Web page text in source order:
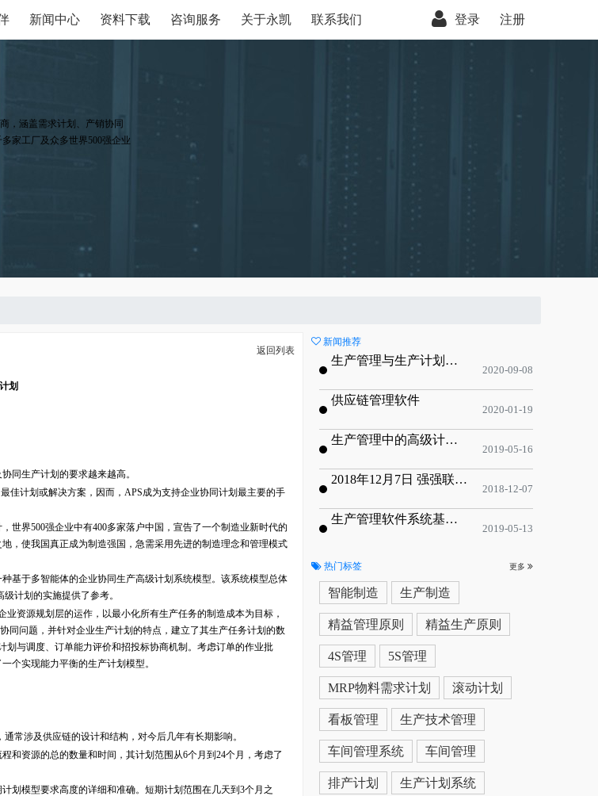
新闻中心 资料下载 咨询服务 关于永凯 联系我们 登录 注册
，涵盖需求计划、产销协同
家工厂及众多世界500强企业
返回列表
划
同生产计划的要求越来越高。
计划或解决方案，因而，APS成为支持企业协同计划最主要的手
界500强企业中有400多家落户中国，宣告了一个制造业新时代的
，使我国真正成为制造强国，急需采用先进的制造理念和管理模式
于多智能体的企业协同生产高级计划系统模型。该系统模型总体
计划的实施提供了参考。
资源规划层的运作，以最小化所有生产任务的制造成本为目标，
同问题，并针对企业生产计划的特点，建立了其生产任务计划的数
与调度、订单能力评价和招投标协商机制。考虑订单的作业批
个实现能力平衡的生产计划模型。
涉及供应链的设计和结构，对今后几年有长期影响。
资源的总的数量和时间，其计划范围从6个月到24个月，考虑了
模型要求高度的详细和准确。短期计划范围在几天到3个月之
新闻推荐
生产管理与生产计划的目标
2020-09-08
供应链管理软件
2020-01-19
生产管理中的高级计划与排程优化
2019-05-16
2018年12月7日 强强联手，共同推进电子器件领域APS应用典范 风华高科生产自动化工业互联网应用项目-APS项目启动会
2018-12-07
生产管理软件系统基于信息化的解决方案
2019-05-13
热门标签 更多
智能制造 生产制造
精益管理原则 精益生产原则
4S管理 5S管理
MRP物料需求计划 滚动计划
看板管理 生产技术管理
车间管理系统 车间管理
排产计划 生产计划系统